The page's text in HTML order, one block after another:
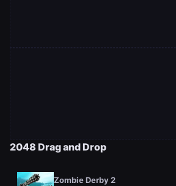
2048 Drag and Drop
Zombie Derby 2